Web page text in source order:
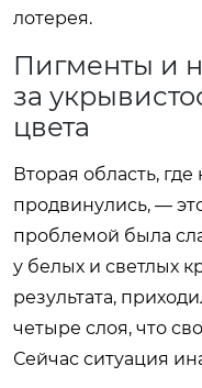
лотерея.
Пигменты и
за
цвета
Вторая область,
продвинулись, —
проблемой была
у белых и светлых
результата,
четыре слоя, что
Сейчас ситуация